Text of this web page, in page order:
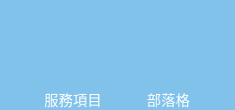
服務項目 部落格